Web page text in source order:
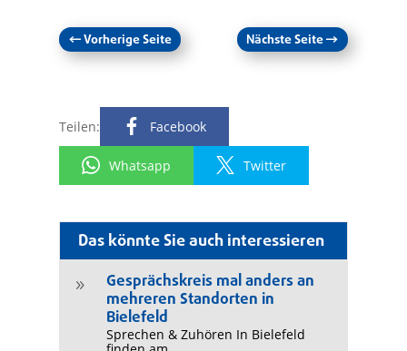
Das könnte Sie auch interessieren
9
Gesprächskreis mal anders an
mehreren Standorten in
Bielefeld
Sprechen & Zuhören In Bielefeld
←Vorherige Seite Nächste Seite→
Teilen: Facebook
Whatsapp Twitter